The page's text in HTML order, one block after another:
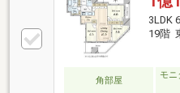
3LDK
19階
角部屋
モニ